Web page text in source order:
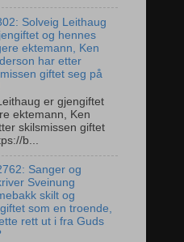
Solveig Leithaug
og hennes
ektemann, Ken
har etter
giftet seg på
er gjengiftet
ektemann, Ken
skilsmissen giftet
b...
Sanger og
Sveinung
skilt og
som en troende,
rett ut i fra Guds